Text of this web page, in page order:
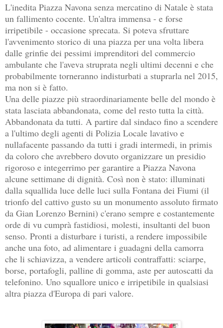
L'inedita Piazza Navona senza mercatino di Natale è stata
un fallimento cocente. Un'altra immensa - e forse
irripetibile - occasione sprecata. Si poteva sfruttare
l'avvenimento storico di una piazza per una volta libera
dalle grinfie dei pessimi imprenditori del commercio
ambulante che l'aveva struprata negli ultimi decenni e che
probabilmente torneranno indisturbati a stuprarla nel 2015,
ma non si è fatto.
Una delle piazze più straordinariamente belle del mondo è
stata lasciata abbandonata, come del resto tutta la città.
Abbandonata da tutti. A partire dal sindaco fino a scendere
a l'ultimo degli agenti di Polizia Locale lavativo e
nullafacente passando da tutti i gradi intermedi, in primis
da coloro che avrebbero dovuto organizzare un presidio
rigoroso e integerrimo per garantire a Piazza Navona
alcune settimane di dignità. Così non è stato: illuminati
dalla squallida luce delle luci sulla Fontana dei Fiumi (il
trionfo del cattivo gusto su un monumento assoluto firmato
da Gian Lorenzo Bernini) c'erano sempre e costantemente
orde di vu cumprà fastidiosi, molesti, insultanti del buon
senso. Pronti a disturbare i turisti, a rendere impossibile
anche una foto, ad alimentare i guadagni della camorra
che li schiavizza, a vendere articoli contraffatti: sciarpe,
borse, portafogli, palline di gomma, aste per autoscatti da
telefonino. Uno squallore unico e irripetibile in qualsiasi
altra piazza d'Europa di pari valore.